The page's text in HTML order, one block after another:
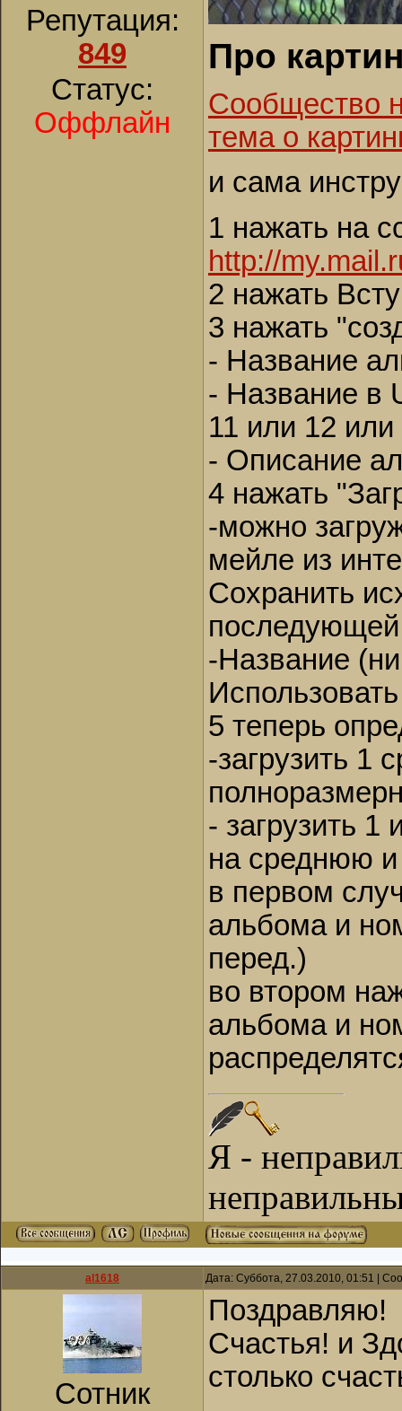
Репутация:
849
Статус:
Оффлайн
Про
Сообщество
тема о
и сама
1 нажать на
http://
2 нажать
3 нажать
- Название
- Название в
11 или 12 или
- Описание
4 нажать
-можно
мейле из
Сохранить
-Название
5 теперь
-загрузить 1
- загрузить 1
на среднюю
в первом
альбома и
перед.)
во втором
альбома и
Я -
al1618 Дата: Суббота, 27.03.2010, 01:51 |
Сотник
Поздравляю!
Счастья! и
столько